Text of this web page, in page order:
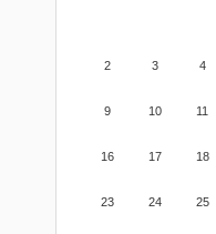
2 3 4
9 10 11
16 17 18
23 24 25